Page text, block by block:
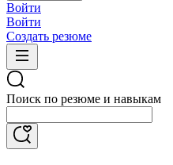
Войти
Войти
Создать резюме
Поиск по резюме и навыкам